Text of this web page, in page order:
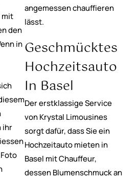
mit
den
in
ihr
angemessen chauffieren
lässt.
Geschmücktes
Hochzeitsauto
In Basel
Der erstklassige Service
von Krystal Limousines
sorgt dafür, dass Sie ein
Hochzeitauto mieten in
Basel mit Chauffeur,
dessen Blumenschmuck an